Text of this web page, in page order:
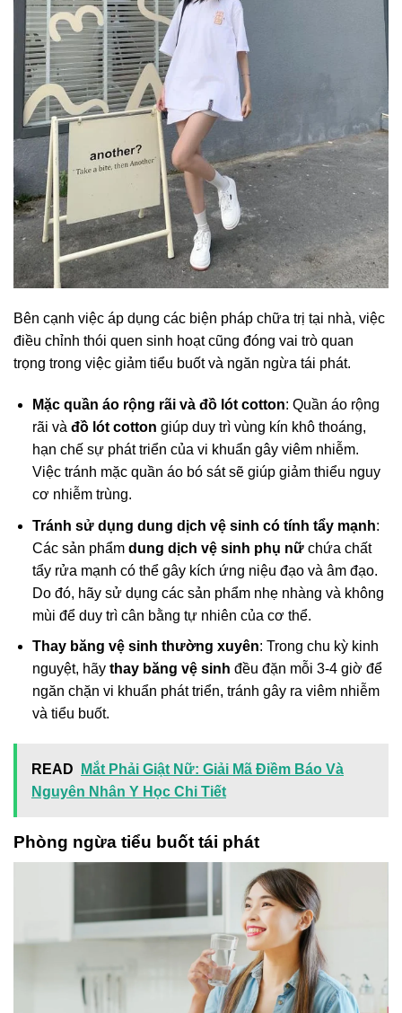
Bên cạnh việc áp dụng các biện pháp chữa trị tại nhà, việc
điều chỉnh thói quen sinh hoạt cũng đóng vai trò quan
trọng trong việc giảm tiểu buốt và ngăn ngừa tái phát.
Mặc quần áo rộng rãi và đồ lót cotton: Quần áo rộng
rãi và đồ lót cotton giúp duy trì vùng kín khô thoáng,
hạn chế sự phát triển của vi khuẩn gây viêm nhiễm.
Việc tránh mặc quần áo bó sát sẽ giúp giảm thiểu nguy
cơ nhiễm trùng.
Tránh sử dụng dung dịch vệ sinh có tính tẩy mạnh:
Các sản phẩm dung dịch vệ sinh phụ nữchứa chất
tẩy rửa mạnh có thể gây kích ứng niệu đạo và âm đạo.
Do đó, hãy sử dụng các sản phẩm nhẹ nhàng và không
mùi để duy trì cân bằng tự nhiên của cơ thể.
Thay băng vệ sinh thường xuyên: Trong chu kỳ kinh
nguyệt, hãy thay băng vệ sinh đều đặn mỗi 3-4 giờ để
ngăn chặn vi khuẩn phát triển, tránh gây ra viêm nhiễm
và tiểu buốt.
READ
Mắt Phải Giật Nữ: Giải Mã Điềm Báo Và
Nguyên Nhân Y Học Chi Tiết
Phòng ngừa tiểu buốt tái phát